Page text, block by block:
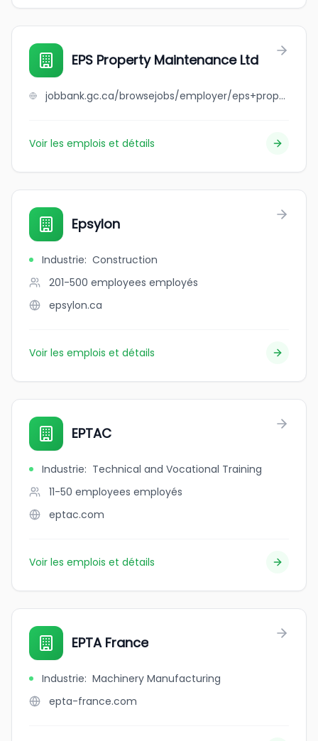
EPS Property Maintenance Ltd
jobbank.gc.ca/browsejobs/employer/eps+property+maintenance+ltd/ca
Voir les emplois et détails
Epsylon
Industrie: Construction
201-500 employees employés
epsylon.ca
Voir les emplois et détails
EPTAC
Industrie: Technical and Vocational Training
11-50 employees employés
eptac.com
Voir les emplois et détails
EPTA France
Industrie: Machinery Manufacturing
epta-france.com